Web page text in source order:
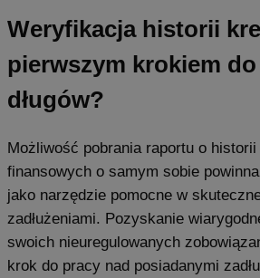
Weryfikacja historii
pierwszym krokiem
długów?
Możliwość pobrania raportu o
finansowych o samym sobie
jako narzędzie pomocne w
zadłużeniami. Pozyskanie
swoich nieuregulowanych
krok do pracy nad posiadanymi